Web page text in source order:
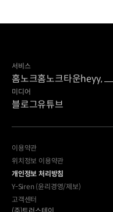
서비스
홈노크홈노크타운heyy,
미디어
블로그유튜브
이용약관
위치정보 이용약관
개인정보 처리방침
Y-Siren (윤리경영/제보)
고객센터